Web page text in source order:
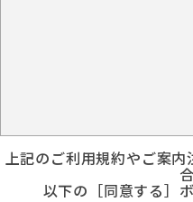
上記のご利用規約やご案
以下の［同意する］